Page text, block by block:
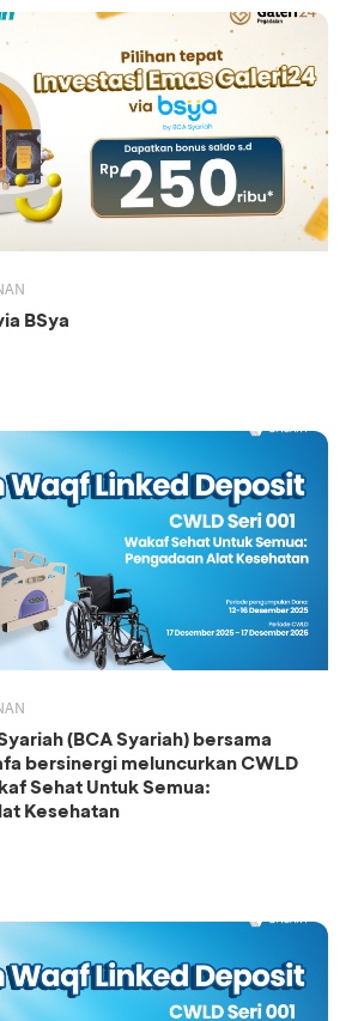
BSya
(BCA Syariah) bersama
bersinergi meluncurkan CWLD
Sehat Untuk Semua:
Kesehatan